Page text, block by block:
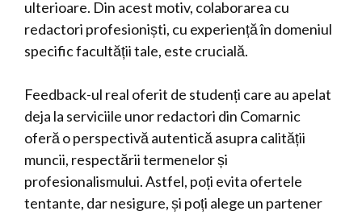
ulterioare. Din acest motiv, colaborarea cu
redactori profesioniști, cu experiență în domeniul
specific facultății tale, este crucială.
Feedback-ul real oferit de studenți care au apelat
deja la serviciile unor redactori din Comarnic
oferă o perspectivă autentică asupra calității
muncii, respectării termenelor și
profesionalismului. Astfel, poți evita ofertele
tentante, dar nesigure, și poți alege un partener